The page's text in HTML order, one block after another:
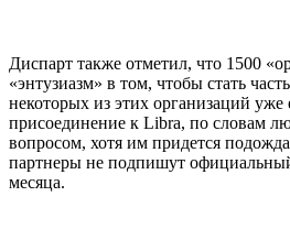
Диспарт также отметил, что 1500
«энтузиазм» в том, чтобы стать
некоторых из этих организаций уже
присоединение к Libra, по словам
вопросом, хотя им придется
партнеры не подпишут
месяца.